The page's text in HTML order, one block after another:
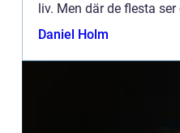
liv. Men där de flesta
plastl&ari...
Daniel Holm